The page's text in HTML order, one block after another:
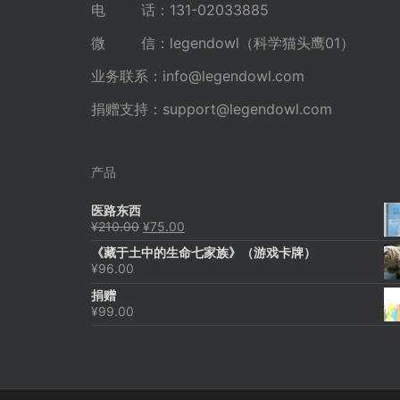
电 话：131-02033885
微 信：legendowl（科学猫头鹰01）
业务联系： info@legendowl.com
捐赠支持： support@legendowl.com
产品
医路东西
¥210.00 原
为：
¥75.00
价
《藏于土中的生命七家族》（游戏卡牌）
¥96.00
捐赠
¥99.00